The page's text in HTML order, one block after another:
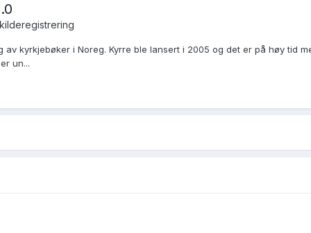
kyrkjebøker i Noreg. Kyrre ble lansert i 2005 og det er på høy tid
un...